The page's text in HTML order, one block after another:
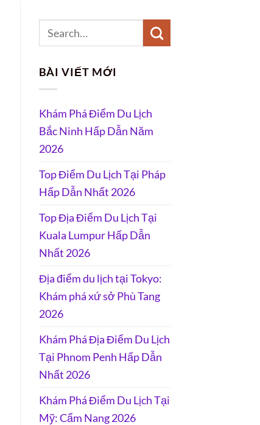
BÀI VIẾT MỚI
Khám Phá Điểm Du Lịch
Bắc Ninh Hấp Dẫn Năm
2026
Top Điểm Du Lịch Tại Pháp
Hấp Dẫn Nhất 2026
Top Địa Điểm Du Lịch Tại
Kuala Lumpur Hấp Dẫn
Nhất 2026
Địa điểm du lịch tại Tokyo:
Khám phá xứ sở Phù Tang
2026
Khám Phá Địa Điểm Du Lịch
Tại Phnom Penh Hấp Dẫn
Nhất 2026
Khám Phá Điểm Du Lịch Tại
Mỹ: Cẩm Nang 2026